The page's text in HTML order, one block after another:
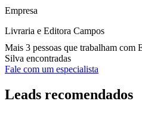
Empresa
Livraria e Editora Campos
Mais 3 pessoas que trabalham com
Silva encontradas
Fale com um especialista
Leads recomendados